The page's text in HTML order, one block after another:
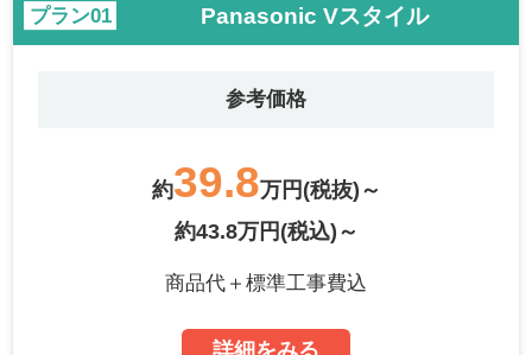
プラン Panasonic Vスタイル
参考価格
約39.8万円(税抜)～
約43.8万円(税込)～
商品代＋標準工事費込
詳細をみる